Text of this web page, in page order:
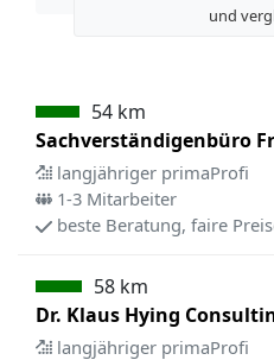
und
54 km
Sachverständigenbüro
langjähriger primaProfi
1-3 Mitarbeiter
beste Beratung, faire
58 km
Dr. Klaus Hying
langjähriger primaProfi